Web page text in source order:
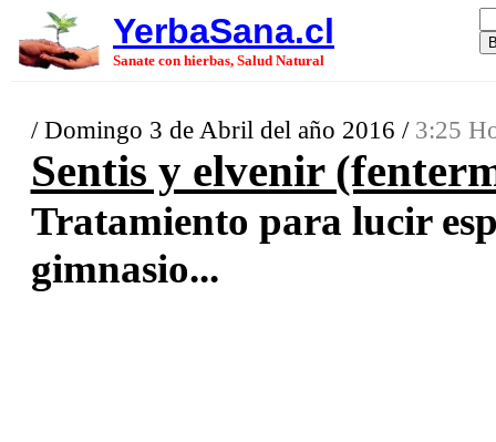
YerbaSana.cl
Sanate con hierbas, Salud Natural
/ Domingo 3 de Abril del año 2016 / 3:25
Sentis y elvenir
Tratamiento para lucir
gimnasio...